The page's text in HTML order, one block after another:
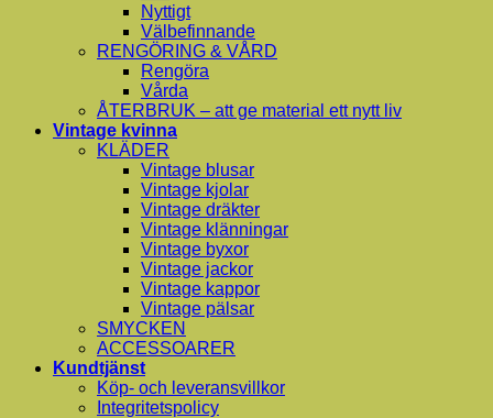
Nyttigt
Välbefinnande
RENGÖRING & VÅRD
Rengöra
Vårda
ÅTERBRUK – att ge material ett nytt liv
Vintage kvinna
KLÄDER
Vintage blusar
Vintage kjolar
Vintage dräkter
Vintage klänningar
Vintage byxor
Vintage jackor
Vintage kappor
Vintage pälsar
SMYCKEN
ACCESSOARER
Kundtjänst
Köp- och leveransvillkor
Integritetspolicy